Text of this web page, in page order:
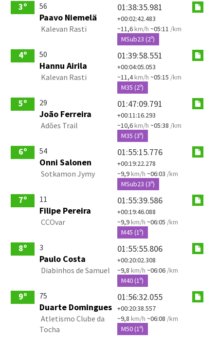
3º 56
Paavo Niemelä
Kalevan Rasti
01:38:35.981
+00:02:42.483
~11,6km/h ~05:11 /km
MSub23 (2º)
4º 50
Hannu Airila
Kalevan Rasti
01:39:58.551
+00:04:05.053
~11,4km/h ~05:15 /km
M35 (2º)
5º 29
João Ferreira
Adões Trail
01:47:09.791
+00:11:16.293
~10,6km/h ~05:38 /km
M35 (3º)
6º 54
Onni Salonen
Sotkamon Jymy
01:55:15.776
+00:19:22.278
~9,9km/h ~06:03 /km
MSub23 (3º)
7º 11
Filipe Pereira
CCOvar
01:55:39.586
+00:19:46.088
~9,9km/h ~06:05 /km
M45 (1º)
8º 3
Paulo Costa
Diabinhos de Samuel
01:55:55.806
+00:20:02.308
~9,8 km/h ~06:06 /km
M40 (1º)
9º 75
Duarte Domingues
Atletismo Clube da
Tocha
01:56:32.055
+00:20:38.557
~9,8 km/h ~06:08 /km
M50 (1º)